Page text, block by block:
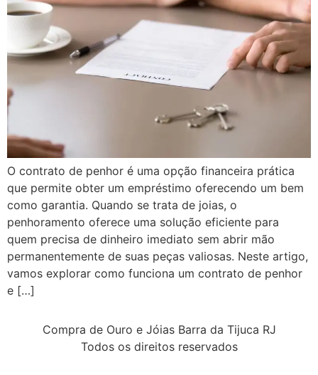
O contrato de penhor é uma opção financeira prática
que permite obter um empréstimo oferecendo um bem
como garantia. Quando se trata de joias, o
penhoramento oferece uma solução eficiente para
quem precisa de dinheiro imediato sem abrir mão
permanentemente de suas peças valiosas. Neste artigo,
vamos explorar como funciona um contrato de penhor
e […]
Compra de Ouro e Jóias Barra da Tijuca RJ
Todos os direitos reservados